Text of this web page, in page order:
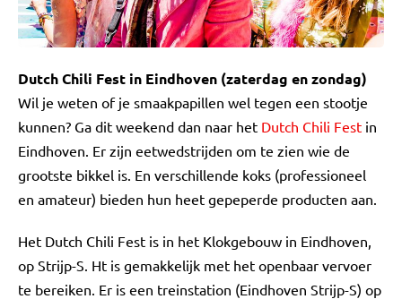
Dutch Chili Fest in Eindhoven (zaterdag en zondag)
Wil je weten of je smaakpapillen wel tegen een stootje
kunnen? Ga dit weekend dan naar het Dutch Chili Fest in
Eindhoven. Er zijn eetwedstrijden om te zien wie de
grootste bikkel is. En verschillende koks (professioneel
en amateur) bieden hun heet gepeperde producten aan.
Het Dutch Chili Fest is in het Klokgebouw in Eindhoven,
op Strijp-S. Ht is gemakkelijk met het openbaar vervoer
te bereiken. Er is een treinstation (Eindhoven Strijp-S) op